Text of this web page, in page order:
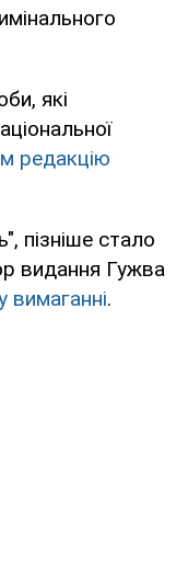
які
редакцію
пізніше стало
видання Гужва
вимаганні.